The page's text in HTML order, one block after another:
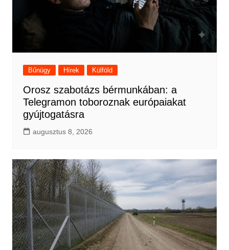
Bűnügy Hírek Külföld
Orosz szabotázs bérmunkában: a
Telegramon toboroznak európaiakat
gyújtogatásra
augusztus 8, 2026